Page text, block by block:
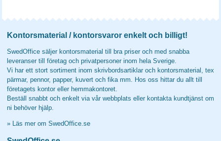
Kontorsmaterial / kontorsvaror enkelt och billigt!
SwedOffice säljer kontorsmaterial till bra priser och med snabba
leveranser till företag och privatpersoner inom hela Sverige.
Vi har ett stort sortiment inom skrivbordsartiklar och kontorsmaterial, tex
pärmar, pennor, papper, kuvert och fika mm. Hos oss hittar du allt till
företagets kontor eller hemmakontoret.
Beställ snabbt och enkelt via vår webbplats eller kontakta kundtjänst om
ni behöver hjälp.
» Läs mer om SwedOffice.se